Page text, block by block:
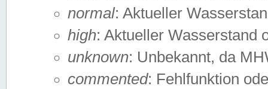
normal: Aktueller
high: Aktueller Wasserstand
unknown: Unbekannt, da
commented: Fehlfunktion